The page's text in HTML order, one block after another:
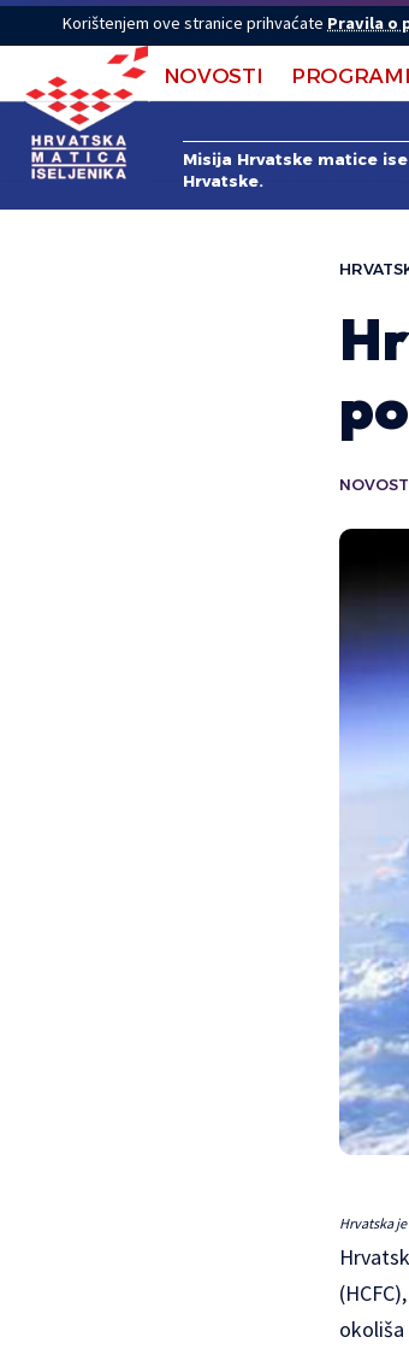
Korištenjem ove stranice prihvaćate Pravila o
NOVOSTI PROGRAMI
Misija Hrvatske matice
Hrvatske.
Hrvatska
okoliša